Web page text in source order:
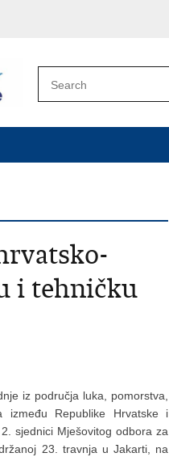
i tehničku
iz područja luka, pomorstva,
između Republike Hrvatske i
sjednici Mješovitog odbora za
23. travnja u Jakarti, na